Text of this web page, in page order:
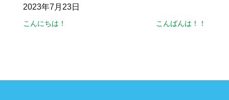
2023年7月23日
こんにちは！ こんばんは！！